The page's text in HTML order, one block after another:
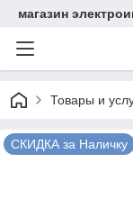
магазин
Товары и
СКИДКА за Наличку